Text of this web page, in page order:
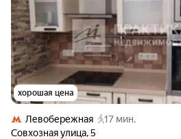
хорошая цена
Левобережная
17 мин.
Совхозная улица,5